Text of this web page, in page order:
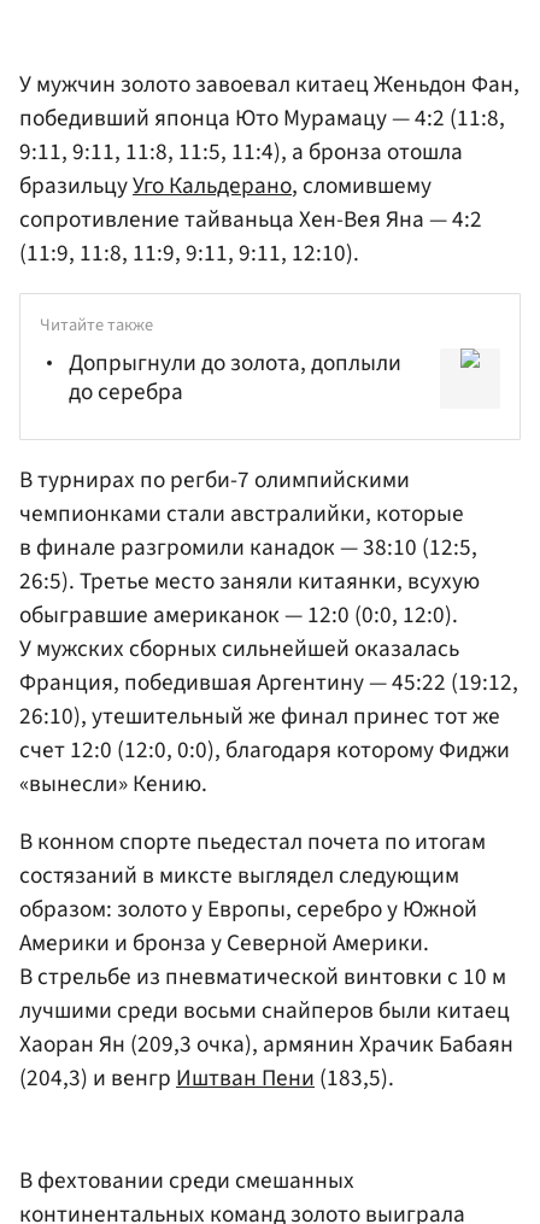
У мужчин золото завоевал китаец Женьдон Фан,
победивший японца Юто Мурамацу — 4:2 (11:8,
9:11, 9:11, 11:8, 11:5, 11:4), а бронза отошла
бразильцуУго Кальдерано, сломившему
сопротивление тайваньца Хен-Вея Яна — 4:2
(11:9, 11:8, 11:9, 9:11, 9:11, 12:10).
Читайте также
Допрыгнули до золота, доплыли
до серебра
В турнирах по регби-7 олимпийскими
чемпионками стали австралийки, которые
в финале разгромили канадок — 38:10 (12:5,
26:5). Третье место заняли китаянки, всухую
обыгравшие американок — 12:0 (0:0, 12:0).
У мужских сборных сильнейшей оказалась
Франция, победившая Аргентину — 45:22 (19:12,
26:10), утешительный же финал принес тот же
счет 12:0 (12:0, 0:0), благодаря которому Фиджи
«вынесли» Кению.
В конном спорте пьедестал почета по итогам
состязаний в миксте выглядел следующим
образом: золото у Европы, серебро у Южной
Америки и бронза у Северной Америки.
В стрельбе из пневматической винтовки с 10 м
лучшими среди восьми снайперов были китаец
Хаоран Ян (209,3 очка), армянин Храчик Бабаян
(204,3) и венгрИштван Пени(183,5).
В фехтовании среди смешанных
континентальных команд золото выиграла